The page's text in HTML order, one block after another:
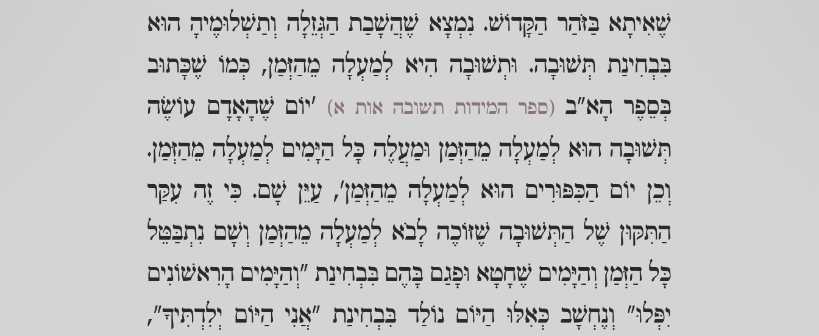
שֶׁאִיתָא בַּזֹּהַר הַקָּדוֹשׁ. נִמְצָא שֶׁהֲשָׁבַת הַגְּזֵלָה וְתַשְׁלוּמֶיהָ הוּא
בִּבְחִינַת תְּשׁוּבָה. וּתְשׁוּבָה הִיא לְמַעְלָה מֵהַזְּמַן, כְּמוֹ שֶׁכָּתוּב
בְּסֵפֶר הָא"ב (ספר המידות תשובה אות א) 'יוֹם שֶׁהָאָדָם עוֹשֶׂה
תְּשׁוּבָה הוּא לְמַעְלָה מֵהַזְּמַן וּמַעֲלֶה כָּל הַיָּמִים לְמַעְלָה מֵהַזְּמַן.
וְכֵן יוֹם הַכִּפּוּרִים הוּא לְמַעְלָה מֵהַזְּמַן', עַיֵּן שָׁם. כִּי זֶה עִקַּר
הַתִּקּוּן שֶׁל הַתְּשׁוּבָה שֶׁזּוֹכֶה לָבֹא לְמַעְלָה מֵהַזְּמַן וְשָׁם נִתְבַּטֵּל
כָּל הַזְּמַן וְהַיָּמִים שֶׁחָטָא וּפָגַם בָּהֶם בִּבְחִינַת "וְהַיָּמִים הָרִאשׁוֹנִים
יִפְּלוּ" וְנֶחְשָׁב כְּאִלּוּ הַיּוֹם נוֹלַד בִּבְחִינַת "אֲנִי הַיּוֹם יְלִדְתִּיךָ",